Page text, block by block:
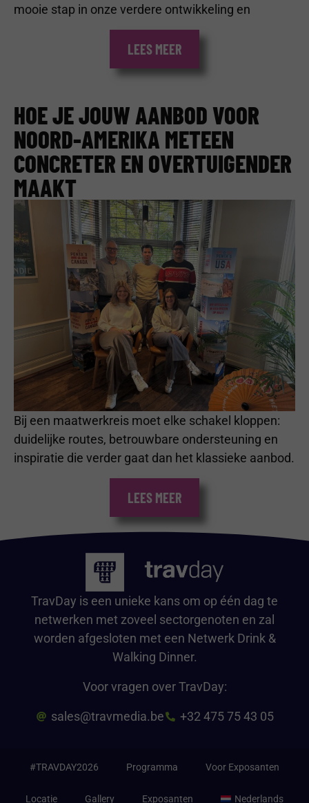
mooie stap in onze verdere ontwikkeling en
LEES MEER
HOE JE JOUW AANBOD VOOR
NOORD-AMERIKA METEEN
CONCRETER EN OVERTUIGENDER
MAAKT
Bij een maatwerkreis moet elke schakel kloppen:
duidelijke routes, betrouwbare ondersteuning en
inspiratie die verder gaat dan het klassieke aanbod.
LEES MEER
TravDay is een unieke kans om op één dag te
netwerken met zoveel sectorgenoten en zal
worden afgesloten met een Netwerk Drink &
Walking Dinner.
Voor vragen over TravDay:
sales@travmedia.be +32 475 75 43 05
#TRAVDAY2026 Programma Voor Exposanten
Locatie Gallery Exposanten Nederlands